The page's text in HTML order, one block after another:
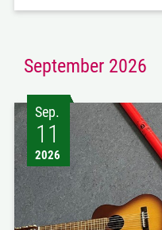
September 2026
Sep.
11
2026